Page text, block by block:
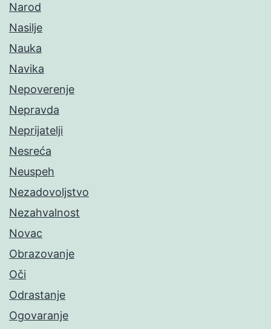
Narod
Nasilje
Nauka
Navika
Nepoverenje
Nepravda
Neprijatelji
Nesreća
Neuspeh
Nezadovoljstvo
Nezahvalnost
Novac
Obrazovanje
Oči
Odrastanje
Ogovaranje